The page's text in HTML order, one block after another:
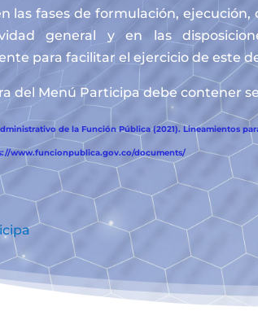
las fases de formulación,
general y en las
para facilitar el ejercicio de este
del Menú Participa debe contener
de la Función Pública (2021). Lineamientos
www.funcionpublica.gov.co/documents/